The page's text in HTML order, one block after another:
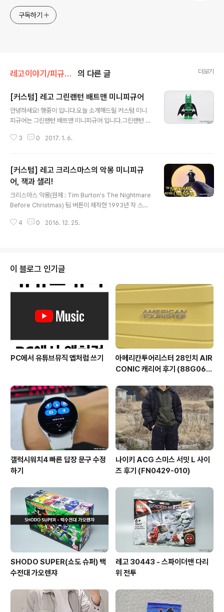
구독하기
레고이야기/피규어이야기 의 다른 글 더보기
[커스텀] 레고 그린랜턴 배트맨 미니피규어
안녕하세요! 행중이 입니다.오늘 소개해드릴 커스텀 미니
피규어는 그린랜턴 배트맨 미니피규어 입니다.그린랜턴 군
다리는 UV 방식으로 프린팅이 되어있고, 배트맨의 검은 카
등장합니다. 디자인의 차이가 약간 존재하지만 흡사한 모
습이죠^^ 이건 유명한 남아공 장인의 그린랜턴 배트맨 미
니피규어 입니다.게임의 모습과 더 흡사한걸 볼 수 있는데
요. 가격이 $70로 사악합니다^^; 그린랜턴 배트맨레고 그
린랜턴 배트맨 미니피규어 입니다.평행세계인 지구-32의
브루스 웨인이 아빈수르의 선택을 받아 그린랜턴이 되었습
3 0 2017. 1. 6.
[커스텀] 레고 크리스마스의 악몽 미니피규
어, 잭과 샐리!
크리스마스 악몽(원제 : Tim Burton's The Nightmare
Before Christmas) 팀 버튼이 제작한 1993년 작 스톱
컬 형식으로 진행되며 독특한 소재와 상상력, 생기넘치는
았지만 캐릭터 자체가 워낙 유명하죠^^ 잭 스켈링턴레고
잭 미니피규어 입니다. 할로윈 마을의 유명 인사.크리스마
스 마을에 우연히 갔다가 할로윈 마을과 대조대는 크리스
마스 마을에서 크리스마스의 매력에 푹 빠져버린 주인공.
호박의 왕, 공포의 제왕이라는 별명이 있습니다. "안녕? 난
잭이라고 해..
4 0 2016. 12. 25.
이 블로그 인기글
PC에서 유튜브뮤직 앱처럼 쓰기
아메리칸투어리스터 28인치 AIR
CONIC 캐리어 후기 (88G060
갤럭시워치4 빠른 답장 문구 수정
하기
나이키 ACG 스미스 서밋 L 사이
즈 후기 (FN0429-010)
SHODO SUPER(쇼도 슈퍼) 백
수전대 가오렌쟈
레고 30443 - 스파이더맨 다리
위 전투